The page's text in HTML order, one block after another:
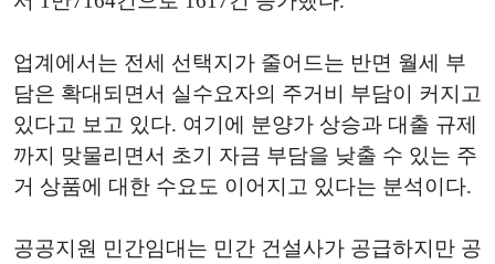
업계에서는 전세 선택지가 줄어드는 반면 월세 부
담은 확대되면서 실수요자의 주거비 부담이 커지고
있다고 보고 있다. 여기에 분양가 상승과 대출 규제
까지 맞물리면서 초기 자금 부담을 낮출 수 있는 주
거 상품에 대한 수요도 이어지고 있다는 분석이다.
공공지원 민간임대는 민간 건설사가 공급하지만 공